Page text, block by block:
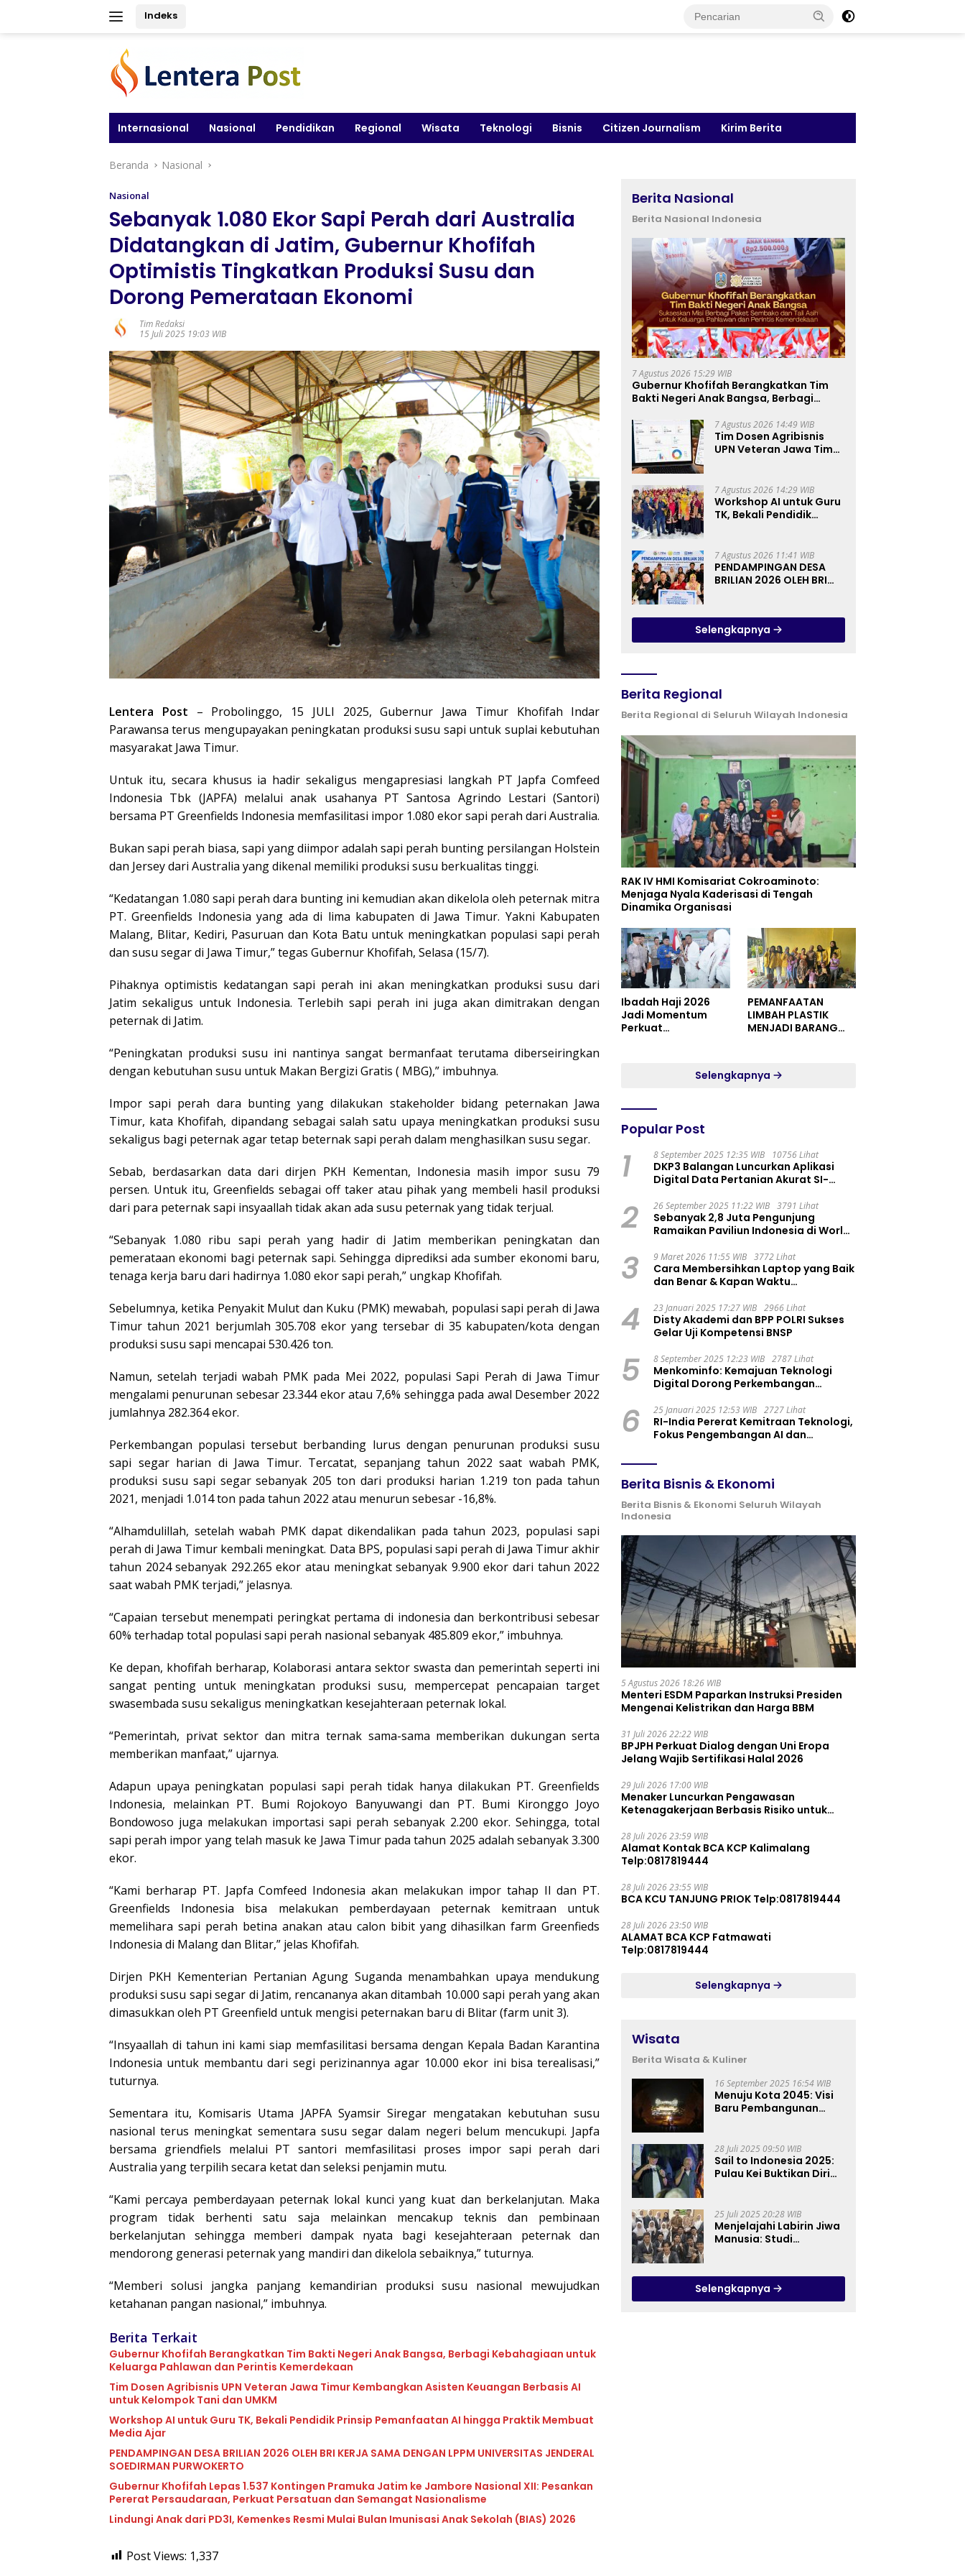
Indeks
Internasional Nasional Pendidikan Regional Wisata Teknologi Bisnis Citizen Journalism Kirim Berita
Beranda Nasional
Nasional
Sebanyak 1.080 Ekor Sapi Perah dari Australia
Didatangkan di Jatim, Gubernur Khofifah
Optimistis Tingkatkan Produksi Susu dan
Dorong Pemerataan Ekonomi
Tim Redaksi
15 Juli 2025 19:03 WIB
Lentera Post – Probolinggo, 15 JULI 2025, Gubernur Jawa Timur Khofifah Indar
Parawansa terus mengupayakan peningkatan produksi susu sapi untuk suplai kebutuhan
masyarakat Jawa Timur.
Untuk itu, secara khusus ia hadir sekaligus mengapresiasi langkah PT Japfa Comfeed
Indonesia Tbk (JAPFA) melalui anak usahanya PT Santosa Agrindo Lestari (Santori)
bersama PT Greenfields Indonesia memfasilitasi impor 1.080 ekor sapi perah dari Australia.
Bukan sapi perah biasa, sapi yang diimpor adalah sapi perah bunting persilangan Holstein
dan Jersey dari Australia yang dikenal memiliki produksi susu berkualitas tinggi.
“Kedatangan 1.080 sapi perah dara bunting ini kemudian akan dikelola oleh peternak mitra
PT. Greenfields Indonesia yang ada di lima kabupaten di Jawa Timur. Yakni Kabupaten
Malang, Blitar, Kediri, Pasuruan dan Kota Batu untuk meningkatkan populasi sapi perah
dan susu segar di Jawa Timur,” tegas Gubernur Khofifah, Selasa (15/7).
Pihaknya optimistis kedatangan sapi perah ini akan meningkatkan produksi susu dari
Jatim sekaligus untuk Indonesia. Terlebih sapi perah ini juga akan dimitrakan dengan
peternak di Jatim.
“Peningkatan produksi susu ini nantinya sangat bermanfaat terutama diberseiringkan
dengan kebutuhan susu untuk Makan Bergizi Gratis ( MBG),” imbuhnya.
Impor sapi perah dara bunting yang dilakukan stakeholder bidang peternakan Jawa
Timur, kata Khofifah, dipandang sebagai salah satu upaya meningkatkan produksi susu
sekaligus bagi peternak agar tetap beternak sapi perah dalam menghasilkan susu segar.
Sebab, berdasarkan data dari dirjen PKH Kementan, Indonesia masih impor susu 79
persen. Untuk itu, Greenfields sebagai off taker atau pihak yang membeli hasil produksi
dari para peternak sapi insyaallah tidak akan ada susu peternak yang tidak terjual.
“Sebanyak 1.080 ribu sapi perah yang hadir di Jatim memberikan peningkatan dan
pemerataan ekonomi bagi peternak sapi. Sehingga diprediksi ada sumber ekonomi baru,
tenaga kerja baru dari hadirnya 1.080 ekor sapi perah,” ungkap Khofifah.
Sebelumnya, ketika Penyakit Mulut dan Kuku (PMK) mewabah, populasi sapi perah di Jawa
Timur tahun 2021 berjumlah 305.708 ekor yang tersebar di 35 kabupaten/kota dengan
produksi susu sapi mencapai 530.426 ton.
Namun, setelah terjadi wabah PMK pada Mei 2022, populasi Sapi Perah di Jawa Timur
mengalami penurunan sebesar 23.344 ekor atau 7,6% sehingga pada awal Desember 2022
jumlahnya 282.364 ekor.
Perkembangan populasi tersebut berbanding lurus dengan penurunan produksi susu
sapi segar harian di Jawa Timur. Tercatat, sepanjang tahun 2022 saat wabah PMK,
produksi susu sapi segar sebanyak 205 ton dari produksi harian 1.219 ton pada tahun
2021, menjadi 1.014 ton pada tahun 2022 atau menurun sebesar -16,8%.
“Alhamdulillah, setelah wabah PMK dapat dikendalikan pada tahun 2023, populasi sapi
perah di Jawa Timur kembali meningkat. Data BPS, populasi sapi perah di Jawa Timur akhir
tahun 2024 sebanyak 292.265 ekor atau meningkat sebanyak 9.900 ekor dari tahun 2022
saat wabah PMK terjadi,” jelasnya.
“Capaian tersebut menempati peringkat pertama di indonesia dan berkontribusi sebesar
60% terhadap total populasi sapi perah nasional sebanyak 485.809 ekor,” imbuhnya.
Ke depan, khofifah berharap, Kolaborasi antara sektor swasta dan pemerintah seperti ini
sangat penting untuk meningkatan produksi susu, mempercepat pencapaian target
swasembada susu sekaligus meningkatkan kesejahteraan peternak lokal.
“Pemerintah, privat sektor dan mitra ternak sama-sama memberikan dukungan serta
memberikan manfaat,” ujarnya.
Adapun upaya peningkatan populasi sapi perah tidak hanya dilakukan PT. Greenfields
Indonesia, melainkan PT. Bumi Rojokoyo Banyuwangi dan PT. Bumi Kironggo Joyo
Bondowoso juga melakukan importasi sapi perah sebanyak 2.200 ekor. Sehingga, total
sapi perah impor yang telah masuk ke Jawa Timur pada tahun 2025 adalah sebanyak 3.300
ekor.
“Kami berharap PT. Japfa Comfeed Indonesia akan melakukan impor tahap II dan PT.
Greenfields Indonesia bisa melakukan pemberdayaan peternak kemitraan untuk
memelihara sapi perah betina anakan atau calon bibit yang dihasilkan farm Greenfieds
Indonesia di Malang dan Blitar,” jelas Khofifah.
Dirjen PKH Kementerian Pertanian Agung Suganda menambahkan upaya mendukung
produksi susu sapi segar di Jatim, rencananya akan ditambah 10.000 sapi perah yang akan
dimasukkan oleh PT Greenfield untuk mengisi peternakan baru di Blitar (farm unit 3).
“Insyaallah di tahun ini kami siap memfasilitasi bersama dengan Kepala Badan Karantina
Indonesia untuk membantu dari segi perizinannya agar 10.000 ekor ini bisa terealisasi,”
tuturnya.
Sementara itu, Komisaris Utama JAPFA Syamsir Siregar mengatakan kebutuhan susu
nasional terus meningkat sementara susu segar dalam negeri belum mencukupi. Japfa
bersama griendfiels melalui PT santori memfasilitasi proses impor sapi perah dari
Australia yang terpilih secara ketat dan seleksi penjamin mutu.
“Kami percaya pemberdayaan peternak lokal kunci yang kuat dan berkelanjutan. Maka
program tidak berhenti satu saja melainkan mencakup teknis dan pembinaan
berkelanjutan sehingga memberi dampak nyata bagi kesejahteraan peternak dan
mendorong generasi peternak yang mandiri dan dikelola sebaiknya,” tuturnya.
“Memberi solusi jangka panjang kemandirian produksi susu nasional mewujudkan
ketahanan pangan nasional,” imbuhnya.
Berita Terkait
Gubernur Khofifah Berangkatkan Tim Bakti Negeri Anak Bangsa, Berbagi Kebahagiaan untuk
Keluarga Pahlawan dan Perintis Kemerdekaan
Tim Dosen Agribisnis UPN Veteran Jawa Timur Kembangkan Asisten Keuangan Berbasis AI
untuk Kelompok Tani dan UMKM
Workshop AI untuk Guru TK, Bekali Pendidik Prinsip Pemanfaatan AI hingga Praktik Membuat
Media Ajar
PENDAMPINGAN DESA BRILIAN 2026 OLEH BRI KERJA SAMA DENGAN LPPM UNIVERSITAS JENDERAL
SOEDIRMAN PURWOKERTO
Gubernur Khofifah Lepas 1.537 Kontingen Pramuka Jatim ke Jambore Nasional XII: Pesankan
Pererat Persaudaraan, Perkuat Persatuan dan Semangat Nasionalisme
Lindungi Anak dari PD3I, Kemenkes Resmi Mulai Bulan Imunisasi Anak Sekolah (BIAS) 2026
Post Views: 1,337
Berita Nasional
Berita Nasional Indonesia
7 Agustus 2026 15:29 WIB
Gubernur Khofifah Berangkatkan Tim
Bakti Negeri Anak Bangsa, Berbagi
dan Perintis Kemerdekaan
7 Agustus 2026 14:49 WIB
Tim Dosen Agribisnis
UPN Veteran Jawa Timur
untuk Kelompok Tani
dan UMKM
7 Agustus 2026 14:29 WIB
Workshop AI untuk Guru
TK, Bekali Pendidik
Membuat Media Ajar
7 Agustus 2026 11:41 WIB
PENDAMPINGAN DESA
BRILIAN 2026 OLEH BRI
JENDERAL SOEDIRMAN
PURWOKERTO
Selengkapnya
Berita Regional
Berita Regional di Seluruh Wilayah Indonesia
RAK IV HMI Komisariat Cokroaminoto:
Menjaga Nyala Kaderisasi di Tengah
Dinamika Organisasi
Ibadah Haji 2026
Jadi Momentum
Perkuat
PEMANFAATAN
LIMBAH PLASTIK
MENJADI BARANG
RESIDENCE
Selengkapnya
Popular Post
1 8 September 2025 12:35 WIB 10756 Lihat
DKP3 Balangan Luncurkan Aplikasi
Digital Data Pertanian Akurat SI-
2 26 September 2025 11:22 WIB 3791 Lihat
Sebanyak 2,8 Juta Pengunjung
Ramaikan Paviliun Indonesia di World
3 9 Maret 2026 11:55 WIB 3772 Lihat
Cara Membersihkan Laptop yang Baik
dan Benar & Kapan Waktu
4 23 Januari 2025 17:27 WIB 2966 Lihat
Disty Akademi dan BPP POLRI Sukses
Gelar Uji Kompetensi BNSP
5 8 September 2025 12:23 WIB 2787 Lihat
Menkominfo: Kemajuan Teknologi
Digital Dorong Perkembangan
6 25 Januari 2025 12:53 WIB 2727 Lihat
RI-India Pererat Kemitraan Teknologi,
Fokus Pengembangan AI dan
Berita Bisnis & Ekonomi
Berita Bisnis & Ekonomi Seluruh Wilayah
Indonesia
5 Agustus 2026 18:26 WIB
Menteri ESDM Paparkan Instruksi Presiden
Mengenai Kelistrikan dan Harga BBM
31 Juli 2026 22:22 WIB
BPJPH Perkuat Dialog dengan Uni Eropa
Jelang Wajib Sertifikasi Halal 2026
29 Juli 2026 17:00 WIB
Menaker Luncurkan Pengawasan
Ketenagakerjaan Berbasis Risiko untuk
28 Juli 2026 23:59 WIB
Alamat Kontak BCA KCP Kalimalang
Telp:0817819444
28 Juli 2026 23:55 WIB
BCA KCU TANJUNG PRIOK Telp:0817819444
28 Juli 2026 23:50 WIB
ALAMAT BCA KCP Fatmawati
Telp:0817819444
Selengkapnya
Wisata
Berita Wisata & Kuliner
16 September 2025 16:54 WIB
Menuju Kota 2045: Visi
Baru Pembangunan
28 Juli 2025 09:50 WIB
Sail to Indonesia 2025:
Pulau Kei Buktikan Diri
25 Juli 2025 20:28 WIB
Menjelajahi Labirin Jiwa
Manusia: Studi
Pandanaran di RSJ
Grhasia
Selengkapnya